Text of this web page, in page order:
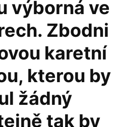
výborná ve
Zbodni
karetní
kterou by
žádný
tak by